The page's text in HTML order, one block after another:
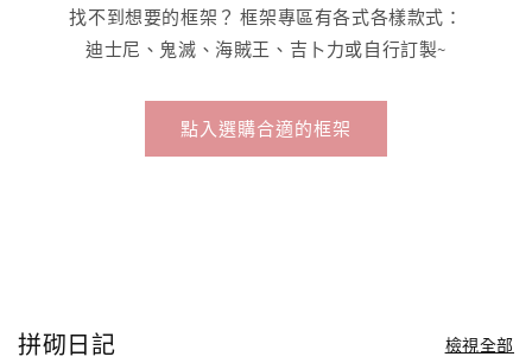
找不到想要的框架？ 框架專區有各式各樣款式：
迪士尼、鬼滅、海賊王、吉卜力或自行訂製~
點入選購合適的框架
拼砌日記 檢視全部